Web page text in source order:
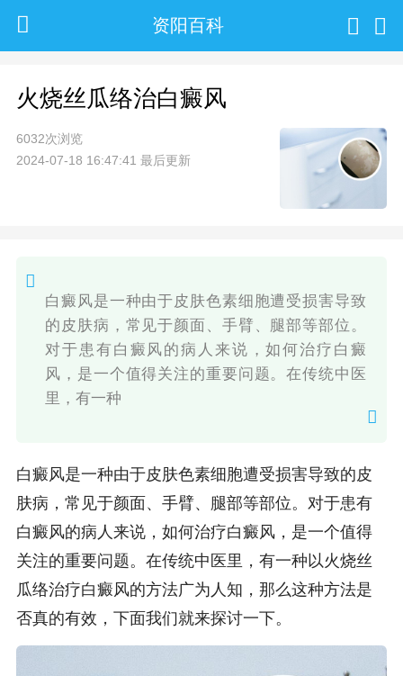
资阳百科
火烧丝瓜络治白癜风
6032次浏览
2024-07-18 16:47:41 最后更新
白癜风是一种由于皮肤色素细胞遭受损害导致
的皮肤病，常见于颜面、手臂、腿部等部位。
对于患有白癜风的病人来说，如何治疗白癜
风，是一个值得关注的重要问题。在传统中医
里，有一种
白癜风是一种由于皮肤色素细胞遭受损害导致的皮
肤病，常见于颜面、手臂、腿部等部位。对于患有
白癜风的病人来说，如何治疗白癜风，是一个值得
关注的重要问题。在传统中医里，有一种以火烧丝
瓜络治疗白癜风的方法广为人知，那么这种方法是
否真的有效，下面我们就来探讨一下。